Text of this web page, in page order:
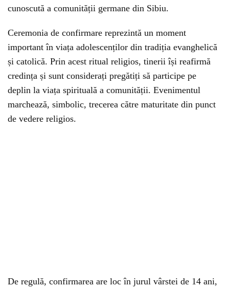
cunoscută a comunității germane din Sibiu.
Ceremonia de confirmare reprezintă un moment
important în viața adolescenților din tradiția evanghelică
și catolică. Prin acest ritual religios, tinerii își reafirmă
credința și sunt considerați pregătiți să participe pe
deplin la viața spirituală a comunității. Evenimentul
marchează, simbolic, trecerea către maturitate din punct
de vedere religios.
De regulă, confirmarea are loc în jurul vârstei de 14 ani,